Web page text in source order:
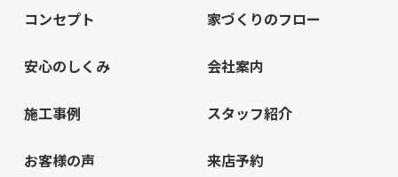
コンセプト
安心のしくみ
施工事例
お客様の声
家づくりのフロー
会社案内
スタッフ紹介
来店予約